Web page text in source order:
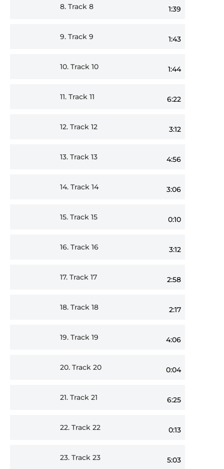
8. Track 8 1:39
9. Track 9 1:43
10. Track 10 1:44
11. Track 11 6:22
12. Track 12 3:12
13. Track 13 4:56
14. Track 14 3:06
15. Track 15 0:10
16. Track 16 3:12
17. Track 17 2:58
18. Track 18 2:17
19. Track 19 4:06
20. Track 20 0:04
21. Track 21 6:25
22. Track 22 0:13
23. Track 23 5:03